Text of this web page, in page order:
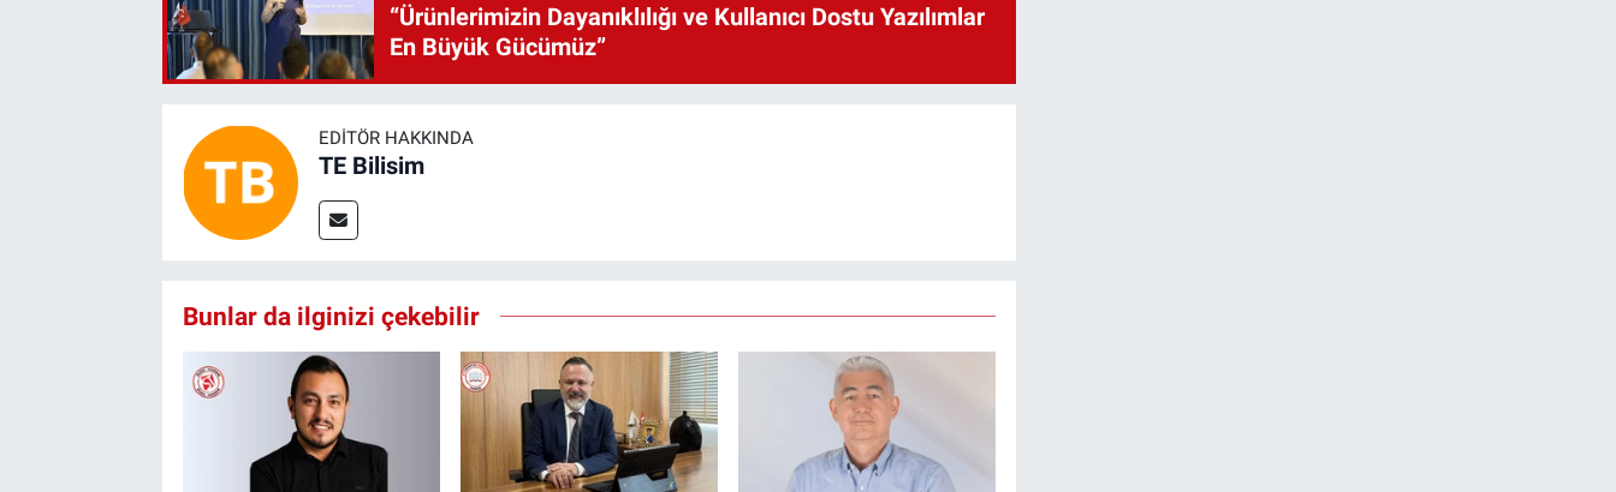
“Ürünlerimizin Dayanıklılığı ve Kullanıcı Dostu Yazılımlar
En Büyük Gücümüz”
EDITÖR HAKKINDA
TE Bilisim
Bunlar da ilginizi çekebilir